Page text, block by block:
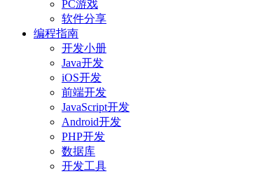
PC游戏
软件分享
编程指南
开发小册
Java开发
iOS开发
前端开发
JavaScript开发
Android开发
PHP开发
数据库
开发工具